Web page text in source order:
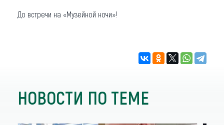
До встречи на «Музейной ночи»!
НОВОСТИ ПО ТЕМЕ